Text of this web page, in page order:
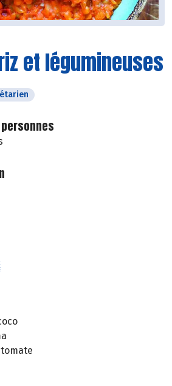
et légumineuses